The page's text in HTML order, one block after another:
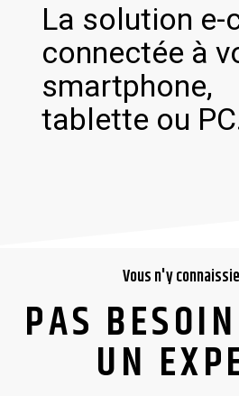
La solution e-
connectée à
smartphone,
tablette ou
Vous n'y
PAS
UN